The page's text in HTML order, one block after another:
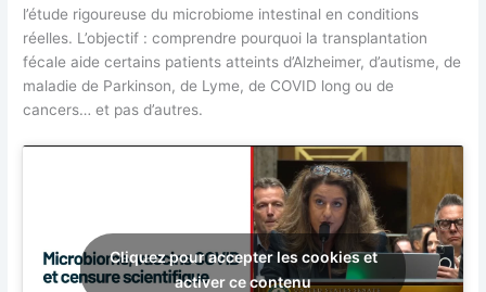
l’étude rigoureuse du microbiome intestinal en conditions
réelles. L’objectif : comprendre pourquoi la transplantation
fécale aide certains patients atteints d’Alzheimer, d’autisme, de
maladie de Parkinson, de Lyme, de COVID long ou de
cancers… et pas d’autres.
Cliquez pour accepter les cookies et
activer ce contenu